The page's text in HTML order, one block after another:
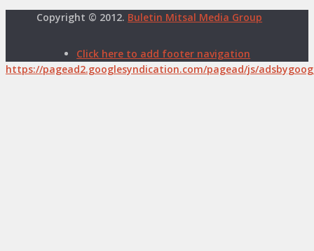
Copyright © 2012. Buletin Mitsal Media Group
Click here to add footer navigation
https://pagead2.googlesyndication.com/pagead/js/